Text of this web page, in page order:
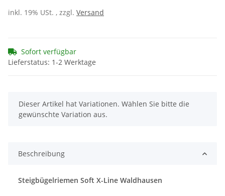
inkl. 19% USt. , zzgl. Versand
Sofort verfügbar
Lieferstatus: 1-2 Werktage
x
Dieser Artikel hat Variationen. Wählen Sie bitte die
gewünschte Variation aus.
Beschreibung
Steigbügelriemen Soft X-Line Waldhausen